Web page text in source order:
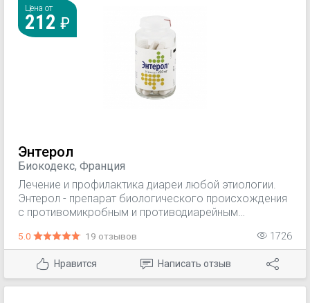
Цена от
212
Энтерол
Биокодекс, Франция
Лечение и профилактика диареи любой этиологии.
Энтерол - препарат биологического происхождения
с противомикробным и противодиарейным
5.0 19 отзывов 1726
Нравится Написать отзыв